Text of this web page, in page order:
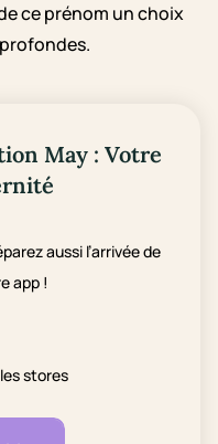
ce prénom un choix
May : Votre
aussi l’arrivée de
app !
stores